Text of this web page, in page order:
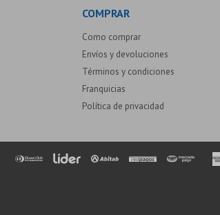
COMPRAR
Como comprar
Envíos y devoluciones
Términos y condiciones
Franquicias
Política de privacidad